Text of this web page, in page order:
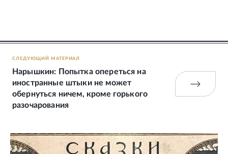
СЛЕДУЮЩИЙ МАТЕРИАЛ
Нарышкин: Попытка опереться на
иностранные штыки не может
обернуться ничем, кроме горького
разочарования